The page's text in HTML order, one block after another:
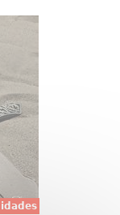
de
de
los
de
cm
la